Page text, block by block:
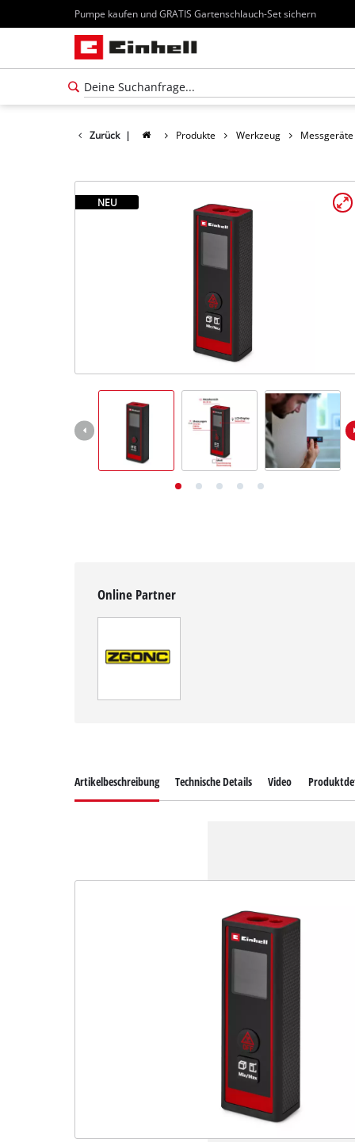
Pumpe kaufen und GRATIS Gartenschlauch-Set sichern
Zurück | Produkte Werkzeug Messgeräte
NEU
Online Partner
Artikelbeschreibung Technische Details Video